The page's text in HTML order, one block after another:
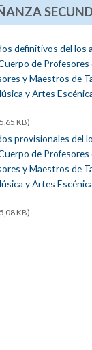
definitivos del los
de
y Maestros de
y Artes
KB)
provisionales del
de
y Maestros de
y Artes
KB)